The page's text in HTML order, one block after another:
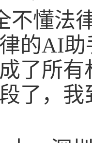
不懂法
的AI
了所
了，